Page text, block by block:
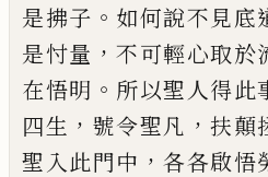
是拂子 。 如何說不見底
是忖量 ，不可輕心取於
在悟明 。 所以聖人得此
四生 ， 號令聖凡 ，扶顛
聖入此門中 ，各各啟悟